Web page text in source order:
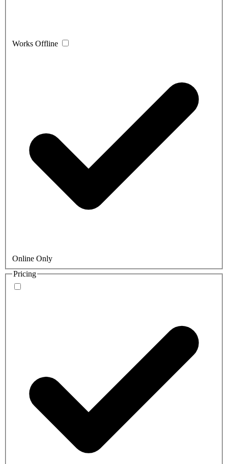
Works Offline
Online Only
Pricing